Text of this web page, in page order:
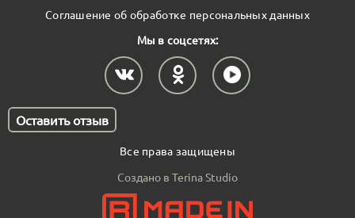
Соглашение об обработке персональных данных
Мы в соцсетях:
Оставить отзыв
Все права защищены
Создано в Terina Studio